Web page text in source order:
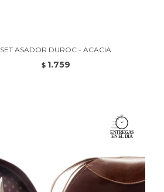
SET ASADOR DUROC - ACACIA
$ 1.759